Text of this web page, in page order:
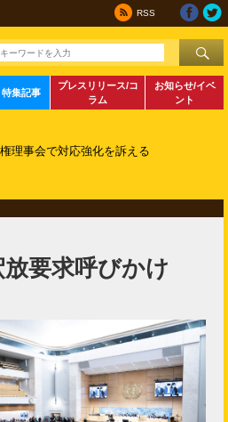
RSS
特集記事
プレスリリース/コ
ラム
お知らせ/イベ
ント
理事会で対応強化を訴える
放要求呼びかけ